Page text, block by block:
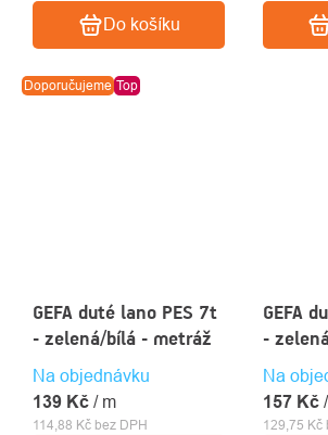
Do košíku
Doporučujeme Top
GEFA duté lano PES 7t
- zelená/bílá - metráž
Na objednávku
114,88 Kč bez DPH
139 Kč / m
GEFA
-
Na
129,75 Kč
157 Kč